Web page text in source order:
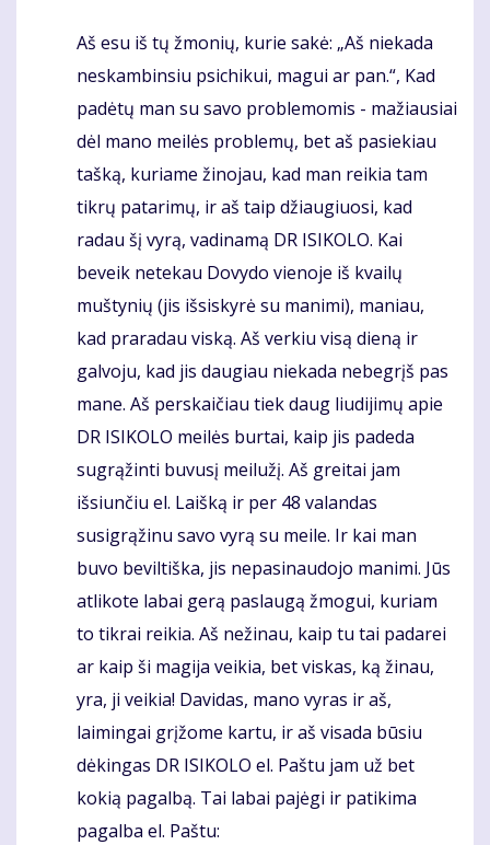
Komentaras
Aš esu iš tų žmonių, kurie sakė: „Aš niekada
neskambinsiu psichikui, magui ar pan.“, Kad
padėtų man su savo problemomis - mažiausiai
dėl mano meilės problemų, bet aš pasiekiau
tašką, kuriame žinojau, kad man reikia tam
tikrų patarimų, ir aš taip džiaugiuosi, kad
radau šį vyrą, vadinamą DR ISIKOLO. Kai
beveik netekau Dovydo vienoje iš kvailų
muštynių (jis išsiskyrė su manimi), maniau,
kad praradau viską. Aš verkiu visą dieną ir
galvoju, kad jis daugiau niekada nebegrįš pas
mane. Aš perskaičiau tiek daug liudijimų apie
DR ISIKOLO meilės burtai, kaip jis padeda
sugrąžinti buvusį meilužį. Aš greitai jam
išsiunčiu el. Laišką ir per 48 valandas
susigrąžinu savo vyrą su meile. Ir kai man
buvo beviltiška, jis nepasinaudojo manimi. Jūs
atlikote labai gerą paslaugą žmogui, kuriam
to tikrai reikia. Aš nežinau, kaip tu tai padarei
ar kaip ši magija veikia, bet viskas, ką žinau,
yra, ji veikia! Davidas, mano vyras ir aš,
laimingai grįžome kartu, ir aš visada būsiu
dėkingas DR ISIKOLO el. Paštu jam už bet
kokią pagalbą. Tai labai pajėgi ir patikima
pagalba el. Paštu: